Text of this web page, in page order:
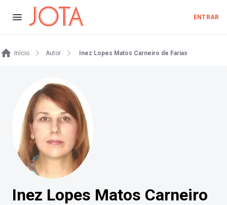
ENTRAR
Início Autor Inez Lopes Matos Carneiro de Farias
Inez Lopes Matos Carneiro